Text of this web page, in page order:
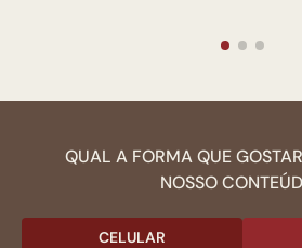
QUAL A FORMA QUE
NOSSO
CELULAR